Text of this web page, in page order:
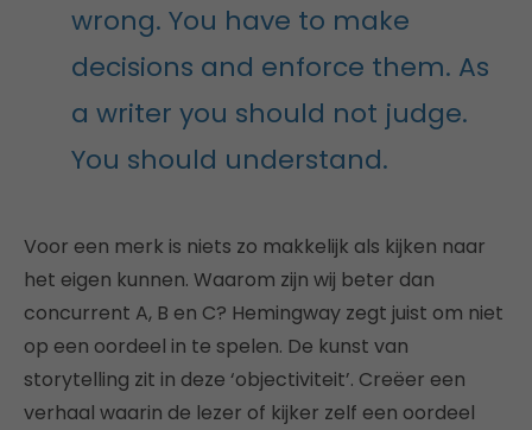
wrong. You have to make
decisions and enforce them. As
a writer you should not judge.
You should understand.
Voor een merk is niets zo makkelijk als kijken naar
het eigen kunnen. Waarom zijn wij beter dan
concurrent A, B en C? Hemingway zegt juist om niet
op een oordeel in te spelen. De kunst van
storytelling zit in deze ‘objectiviteit’. Creëer een
verhaal waarin de lezer of kijker zelf een oordeel